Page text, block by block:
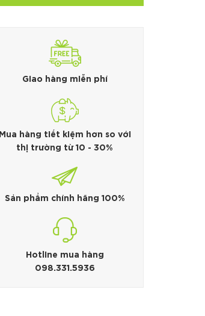
Giao hàng miễn phí
Mua hàng tiết kiệm hơn so với
thị trường từ 10 - 30%
Sản phẩm chính hãng 100%
Hotline mua hàng
098.331.5936